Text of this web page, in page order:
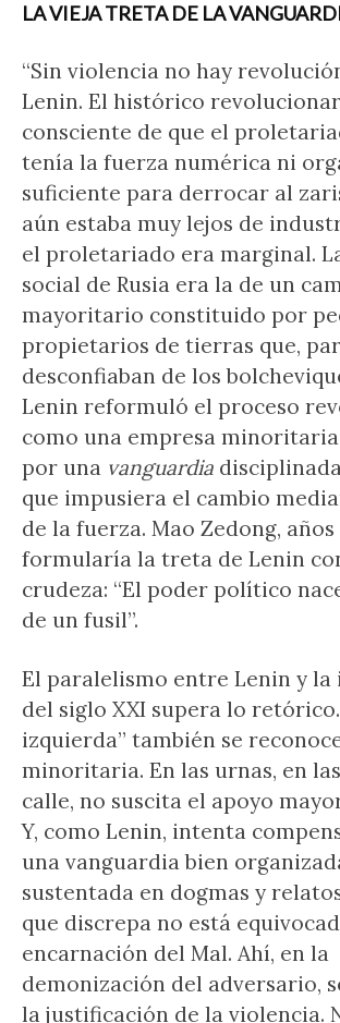
LA VIEJA TRETA DE LA
“Sin violencia no hay
Lenin. El histórico
consciente de que el
tenía la fuerza numérica ni
suficiente para derrocar al
aún estaba muy lejos de
el proletariado era marginal.
social de Rusia era la de un
mayoritario constituido por
propietarios de tierras que,
desconfiaban de los
Lenin reformuló el proceso
como una empresa
por una vanguardia
que impusiera el cambio
de la fuerza. Mao Zedong, años
formularía la treta de Lenin
crudeza: “El poder político
de un fusil”.
El paralelismo entre Lenin y la
del siglo XXI supera lo
izquierda” también se
minoritaria. En las urnas, en
calle, no suscita el apoyo
Y, como Lenin, intenta
una vanguardia bien
sustentada en dogmas y
que discrepa no está
encarnación del Mal. Ahí, en la
demonización del adversario,
la justificación de la violencia.